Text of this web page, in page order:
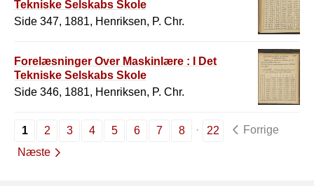
Tekniske Selskabs Skole
Side 347, 1881, Henriksen, P. Chr.
Forelæsninger Over Maskinlære : I Det
Tekniske Selskabs Skole
Side 346, 1881, Henriksen, P. Chr.
1 2 3 4 5 6 7 8 22
Forrige
Næste